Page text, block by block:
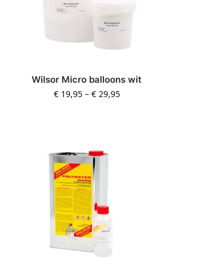
Wilsor Micro balloons wit
€19,95– €29,95